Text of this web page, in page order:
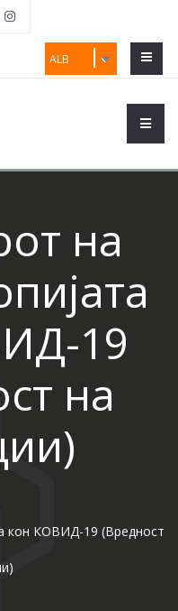
ALB
на
19
на
кон КОВИД-19 (Вредност